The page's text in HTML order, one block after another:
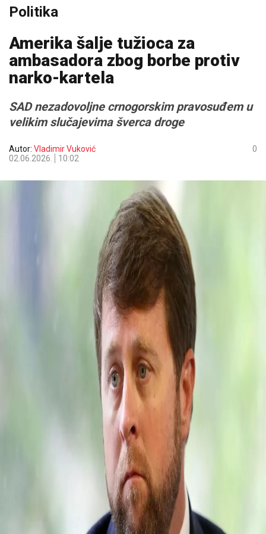
Politika
Amerika šalje tužioca za
ambasadora zbog borbe protiv
narko-kartela
SAD nezadovoljne crnogorskim pravosuđem u
velikim slučajevima šverca droge
Autor: Vladimir Vuković
02.06.2026.
10:02
0